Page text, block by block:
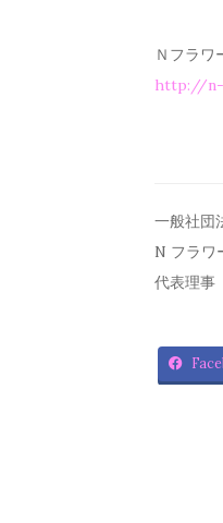
Ｎフラワ
http://n-
一般社団
N フラワ
代表理